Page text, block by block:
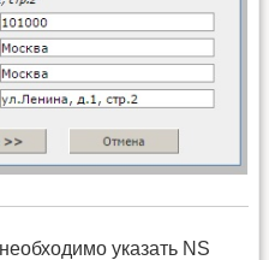
указать NS